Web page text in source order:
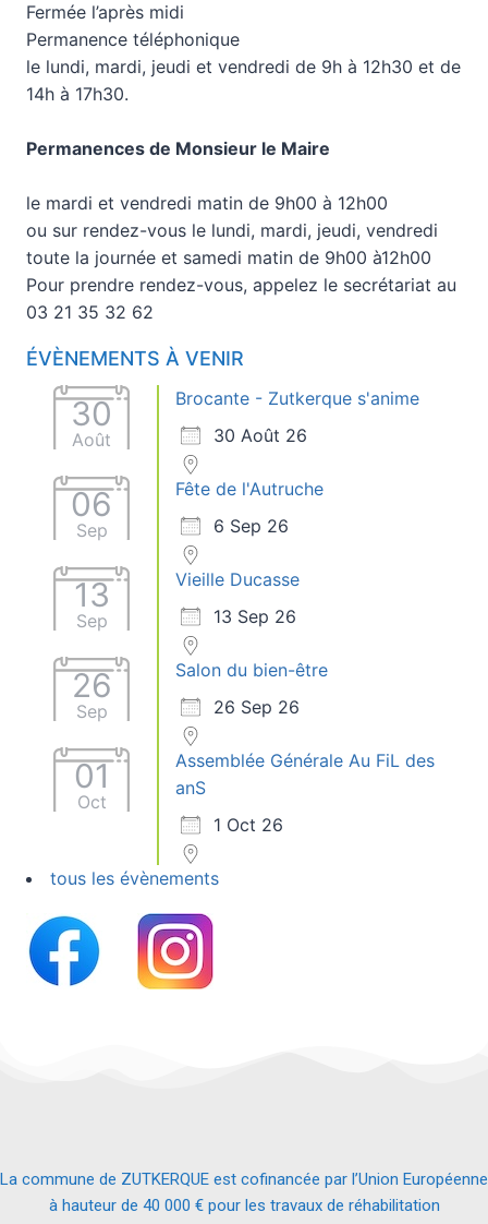
Fermée l’après midi
Permanence téléphonique
le lundi, mardi, jeudi et vendredi de 9h à 12h30 et de
14h à 17h30.
Permanences de Monsieur le Maire
le mardi et vendredi matin de 9h00 à 12h00
ou sur rendez-vous le lundi, mardi, jeudi, vendredi
toute la journée et samedi matin de 9h00 à12h00
Pour prendre rendez-vous, appelez le secrétariat au
03 21 35 32 62
ÉVÈNEMENTS À VENIR
30
Août
Brocante - Zutkerque s'anime
30 Août 26
06
Sep
Fête de l'Autruche
6 Sep 26
13
Sep
Vieille Ducasse
13 Sep 26
26
Sep
Salon du bien-être
26 Sep 26
01
Oct
Assemblée Générale Au FiL des
anS
1 Oct 26
tous les évènements
La commune de ZUTKERQUE est cofinancée par l’Union Européenne
à hauteur de 40 000 € pour les travaux de réhabilitation